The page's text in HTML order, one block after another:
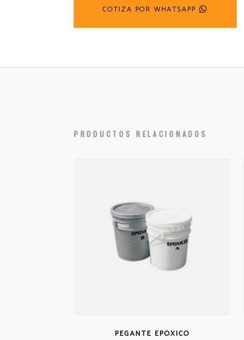
COTIZA POR WHATSAPP
PRODUCTOS RELACIONADOS
PEGANTE EPÓXICO